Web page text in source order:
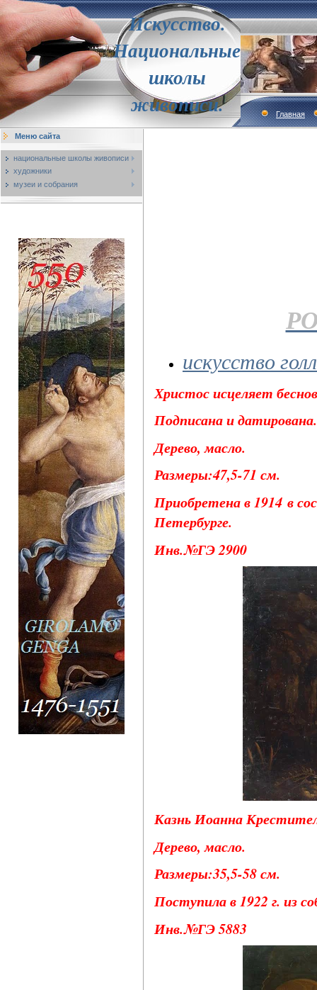
Искусство.
Национальные
школы
живописи.
Главная
Меню сайта
национальные школы живописи
художники
музеи и собрания
искусство
Христос исцеляет
Подписана и датирована.
Дерево, масло.
Размеры:47,5-71 см.
Приобретена в 1914 в
Петербурге.
Инв.№ГЭ 2900
Казнь Иоанна
Дерево, масло.
Размеры:35,5-58 см.
Поступила в 1922 г. из
Инв.№ГЭ 5883